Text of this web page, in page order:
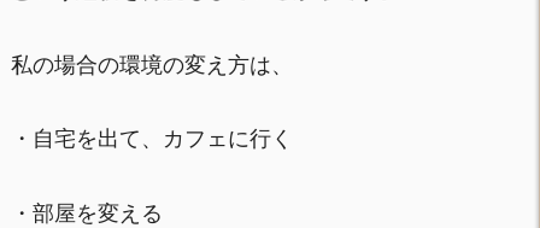
私の場合の環境の変え方は、
・自宅を出て、カフェに行く
・部屋を変える